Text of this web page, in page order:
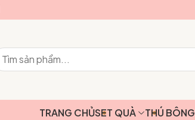
TRANG CHỦSET QUÀ THÚ BÔNG